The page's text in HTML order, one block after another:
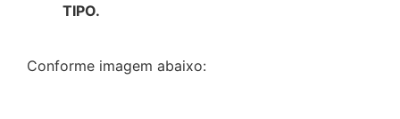
TIPO.
Conforme imagem abaixo: